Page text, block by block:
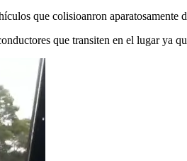
que colisioanron aparatosamente
que transiten en el lugar ya